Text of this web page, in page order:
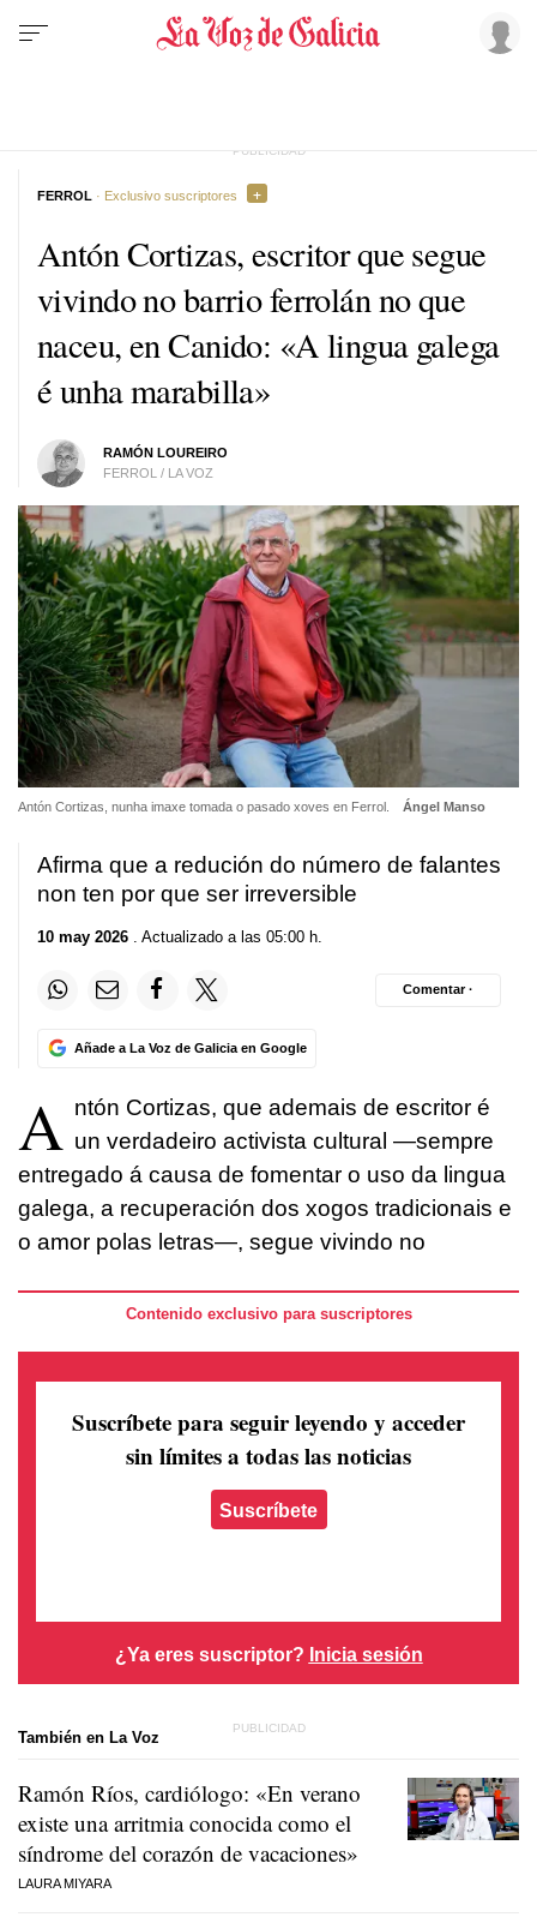
Antón Cortizas, escritor que segue
vivindo no barrio ferrolán no que
naceu, en Canido: «A lingua galega
é unha marabilla»
RAMÓN LOUREIRO
FERROL / LA VOZ
FERROL · Exclusivo suscriptores
Antón Cortizas, nunha imaxe tomada o pasado xoves en Ferrol. Ángel Manso
Afirma que a redución do número de falantes
non ten por que ser irreversible
10 may 2026 . Actualizado a las 05:00 h.
Añade a La Voz de Galicia en Google
Comentar ·
A ntón Cortizas, que ademais de escritor é
un verdadeiro activista cultural —sempre
entregado á causa de fomentar o uso da lingua
galega, a recuperación dos xogos tradicionais e
o amor polas letras—, segue vivindo no
Contenido exclusivo para suscriptores
Suscríbete para seguir leyendo y acceder
sin límites a todas las noticias
Suscríbete
¿Ya eres suscriptor? Inicia sesión
También en La Voz
Ramón Ríos, cardiólogo: «En verano
existe una arritmia conocida como el
síndrome del corazón de vacaciones»
LAURA MIYARA